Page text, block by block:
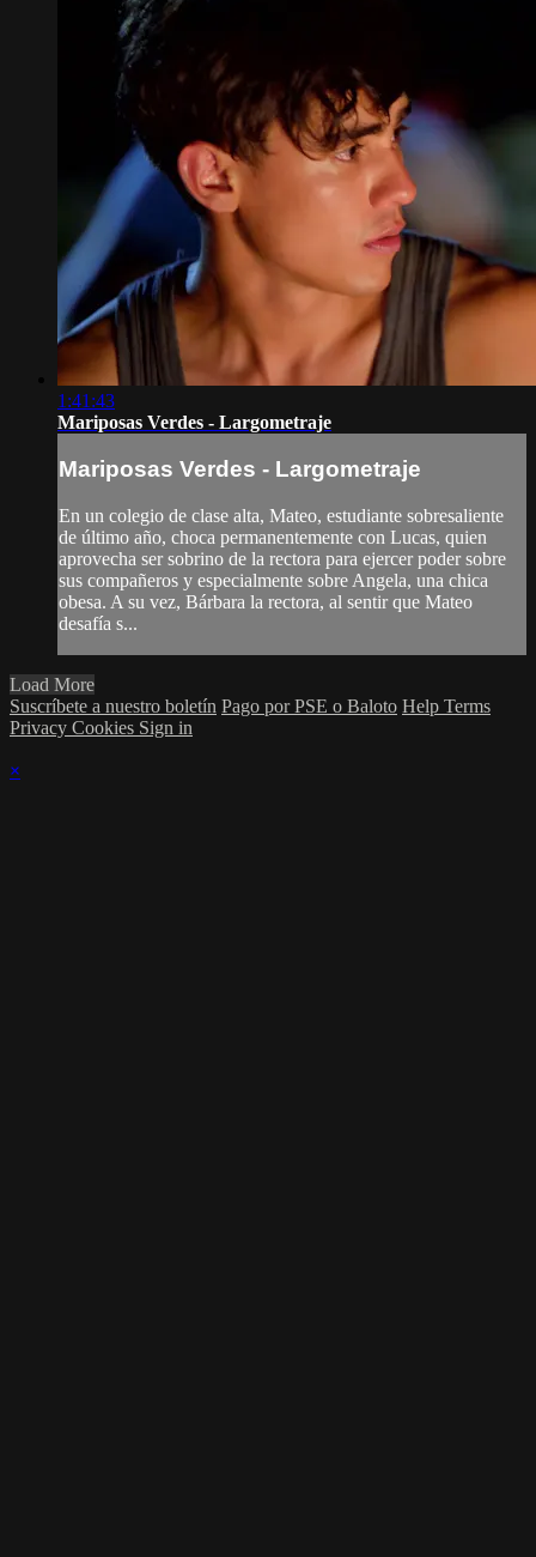
1:41:43
Mariposas Verdes - Largometraje
Mariposas Verdes - Largometraje
En un colegio de clase alta, Mateo, estudiante sobresaliente
de último año, choca permanentemente con Lucas, quien
aprovecha ser sobrino de la rectora para ejercer poder sobre
sus compañeros y especialmente sobre Angela, una chica
obesa. A su vez, Bárbara la rectora, al sentir que Mateo
desafía s...
Load More
Suscríbete a nuestro boletín Pago por PSE o Baloto Help Terms
Privacy Cookies Sign in
×